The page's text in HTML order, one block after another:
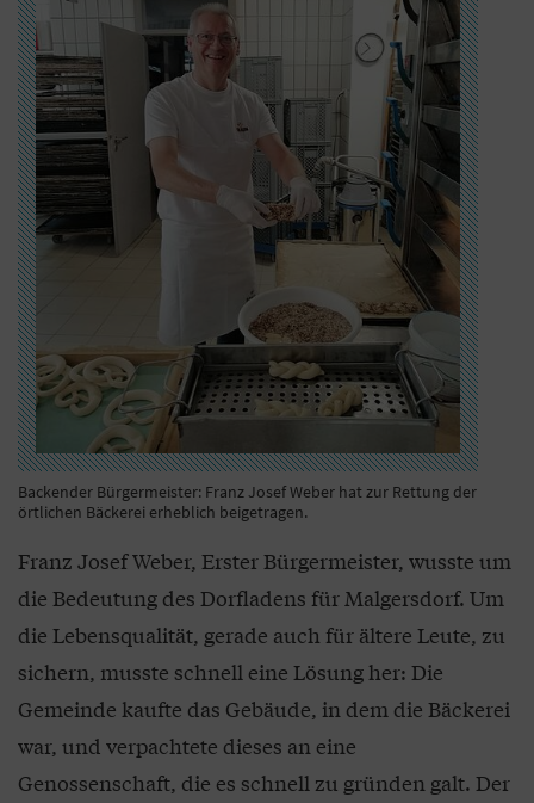
Backender Bürgermeister: Franz Josef Weber hat zur Rettung der
örtlichen Bäckerei erheblich beigetragen.
Franz Josef Weber, Erster Bürgermeister, wusste um
die Bedeutung des Dorfladens für Malgersdorf. Um
die Lebensqualität, gerade auch für ältere Leute, zu
sichern, musste schnell eine Lösung her: Die
Gemeinde kaufte das Gebäude, in dem die Bäckerei
war, und verpachtete dieses an eine
Genossenschaft, die es schnell zu gründen galt. Der